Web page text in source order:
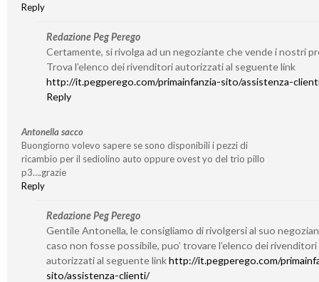
Reply
Redazione Peg Perego
Certamente, si rivolga ad un negoziante che vende i nostri
Trova l’elenco dei rivenditori autorizzati al seguente link
http://it.pegperego.com/primainfanzia-sito/assistenza-
Reply
Antonella sacco
Buongiorno volevo sapere se sono disponibili i pezzi di
ricambio per il sediolino auto oppure ovest yo del trio pillo
p3….grazie
Reply
Redazione Peg Perego
Gentile Antonella, le consigliamo di rivolgersi al suo
caso non fosse possibile, puo’ trovare l’elenco dei rivenditori
autorizzati al seguente linkhttp://it.pegperego.com/
sito/assistenza-clienti/